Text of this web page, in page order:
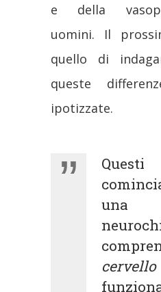
e della
uomini. Il
quello di
queste
ipotizzate.